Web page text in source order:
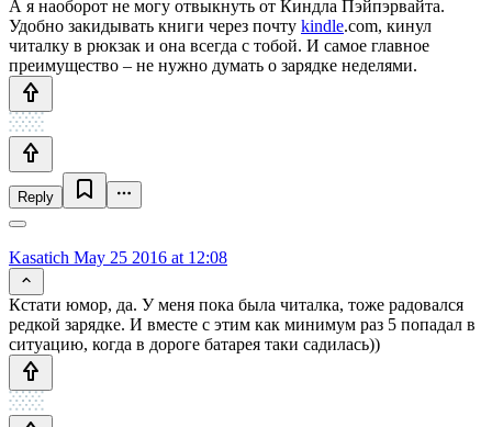
А я наоборот не могу отвыкнуть от Киндла Пэйпэрвайта.
Удобно закидывать книги через почту kindle.com, кинул
читалку в рюкзак и она всегда с тобой. И самое главное
преимущество – не нужно думать о зарядке неделями.
Reply
Kasatich May 25 2016 at 12:08
Кстати юмор, да. У меня пока была читалка, тоже радовался
редкой зарядке. И вместе с этим как минимум раз 5 попадал в
ситуацию, когда в дороге батарея таки садилась))